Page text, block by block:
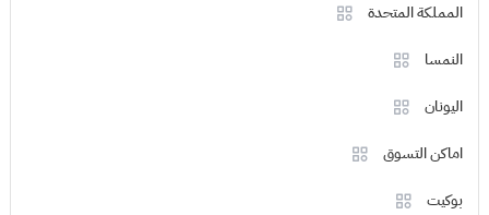
المملكة المتحدة
النمسا
اليونان
اماكن التسوق
بوكيت